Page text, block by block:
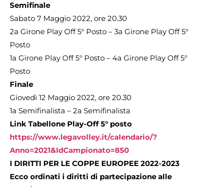
Semifinale
Sabato 7 Maggio 2022, ore 20.30
2a Girone Play Off 5° Posto – 3a Girone Play Off 5°
Posto
1a Girone Play Off 5° Posto – 4a Girone Play Off 5°
Posto
Finale
Giovedì 12 Maggio 2022, ore 20.30
1a Semifinalista – 2a Semifinalista
Link Tabellone Play-Off 5° posto
https://www.legavolley.it/calendario/?
Anno=2021&IdCampionato=850
I DIRITTI PER LE COPPE EUROPEE 2022-2023
Ecco ordinati i diritti di partecipazione alle